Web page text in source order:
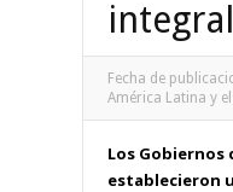
integral
Fecha de
América Latina y
Los Gobiernos
establecieron